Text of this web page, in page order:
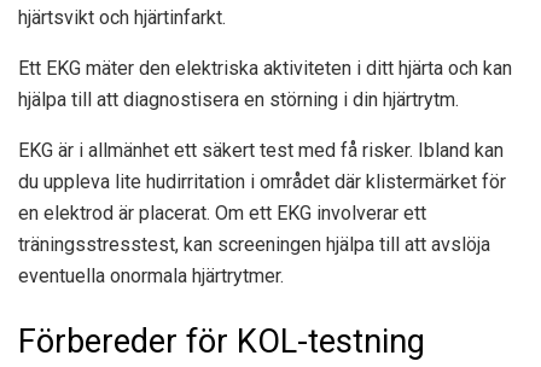
hjärtsvikt och hjärtinfarkt.
Ett EKG mäter den elektriska aktiviteten i ditt hjärta och kan
hjälpa till att diagnostisera en störning i din hjärtrytm.
EKG är i allmänhet ett säkert test med få risker. Ibland kan
du uppleva lite hudirritation i området där klistermärket för
en elektrod är placerat. Om ett EKG involverar ett
träningsstresstest, kan screeningen hjälpa till att avslöja
eventuella onormala hjärtrytmer.
Förbereder för KOL-testning